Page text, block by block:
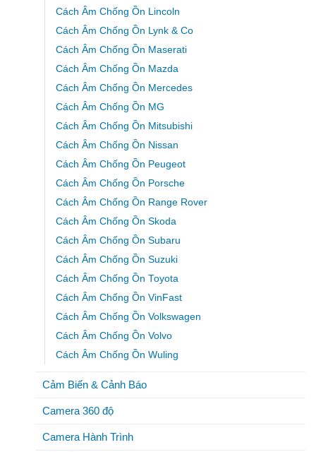
Cách Âm Chống Ồn Lincoln
Cách Âm Chống Ồn Lynk & Co
Cách Âm Chống Ồn Maserati
Cách Âm Chống Ồn Mazda
Cách Âm Chống Ồn Mercedes
Cách Âm Chống Ồn MG
Cách Âm Chống Ồn Mitsubishi
Cách Âm Chống Ồn Nissan
Cách Âm Chống Ồn Peugeot
Cách Âm Chống Ồn Porsche
Cách Âm Chống Ồn Range Rover
Cách Âm Chống Ồn Skoda
Cách Âm Chống Ồn Subaru
Cách Âm Chống Ồn Suzuki
Cách Âm Chống Ồn Toyota
Cách Âm Chống Ồn VinFast
Cách Âm Chống Ồn Volkswagen
Cách Âm Chống Ồn Volvo
Cách Âm Chống Ồn Wuling
Cảm Biến & Cảnh Báo
Camera 360 độ
Camera Hành Trình